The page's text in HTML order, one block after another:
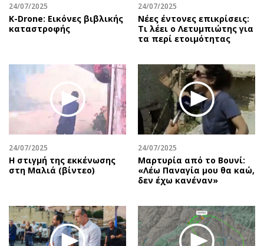
24/07/2025
Κ-Drone: Εικόνες βιβλικής
καταστροφής
24/07/2025
Νέες έντονες επικρίσεις:
Τι λέει ο Λετυμπιώτης για
τα περί ετοιμότητας
24/07/2025
H στιγμή της εκκένωσης
στη Μαλιά (βίντεο)
24/07/2025
Μαρτυρία από το Βουνί:
«Λέω Παναγία μου θα καώ,
δεν έχω κανέναν»